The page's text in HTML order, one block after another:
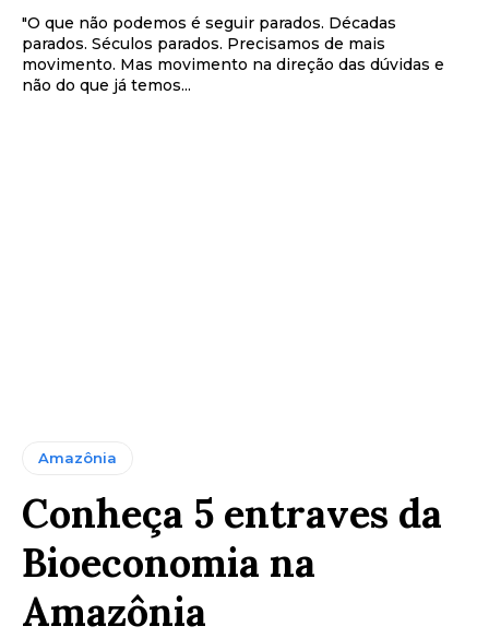
"O que não podemos é seguir parados. Décadas
parados. Séculos parados. Precisamos de mais
movimento. Mas movimento na direção das dúvidas e
não do que já temos...
Amazônia
Conheça 5 entraves da
Bioeconomia na
Amazônia